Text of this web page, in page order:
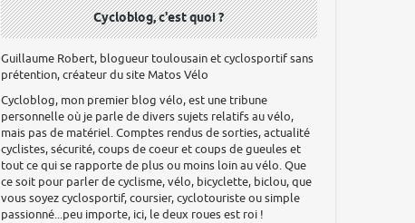
Cycloblog, c'est quoi ?
Guillaume Robert, blogueur toulousain et cyclosportif sans
prétention, créateur du site Matos Vélo
Cycloblog, mon premier blog vélo, est une tribune
personnelle où je parle de divers sujets relatifs au vélo,
mais pas de matériel. Comptes rendus de sorties, actualité
cyclistes, sécurité, coups de coeur et coups de gueules et
tout ce qui se rapporte de plus ou moins loin au vélo. Que
ce soit pour parler de cyclisme, vélo, bicyclette, biclou, que
vous soyez cyclosportif, coursier, cyclotouriste ou simple
passionné...peu importe, ici, le deux roues est roi !